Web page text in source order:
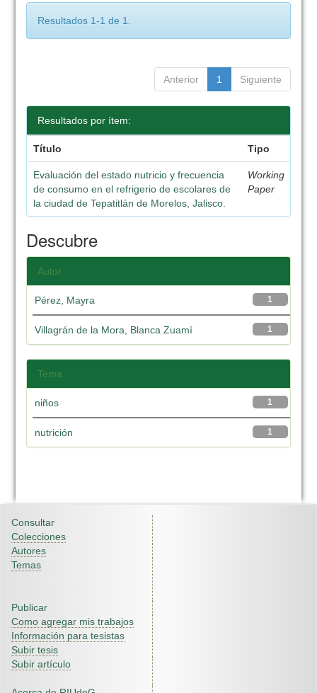
Resultados 1-1 de 1.
Anterior 1 Siguiente
Resultados por ítem:
Título Tipo
Evaluación del estado nutricio y frecuencia
de consumo en el refrigerio de escolares de
la ciudad de Tepatitlán de Morelos, Jalisco.
Working
Paper
Descubre
Autor
1
Pérez, Mayra
1
Villagrán de la Mora, Blanca Zuamí
Tema
1
niños
1
nutrición
Consultar
Colecciones
Autores
Temas
Publicar
Como agregar mis trabajos
Información para tesistas
Subir tesis
Subir artículo